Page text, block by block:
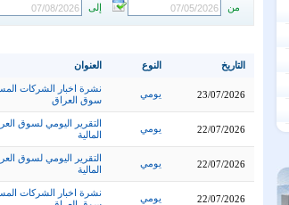
من إلى
العنوان النوع التاريخ
نشرة اخبار الشركات
سوق العراق
يومي 23/07/2026
التقرير اليومي لسوق
المالية
يومي 22/07/2026
التقرير اليومي لسوق
المالية
يومي 22/07/2026
نشرة اخبار الشركات
يومي 22/07/2026